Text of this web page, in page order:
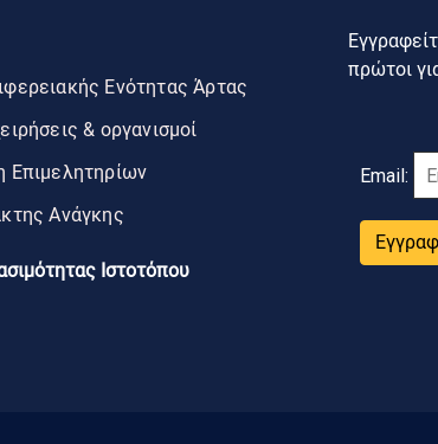
Ενότητας Άρτας
& οργανισμοί
Επιμελητηρίων
Ανάγκης
Ιστοτόπου
πρώτοι
Email: